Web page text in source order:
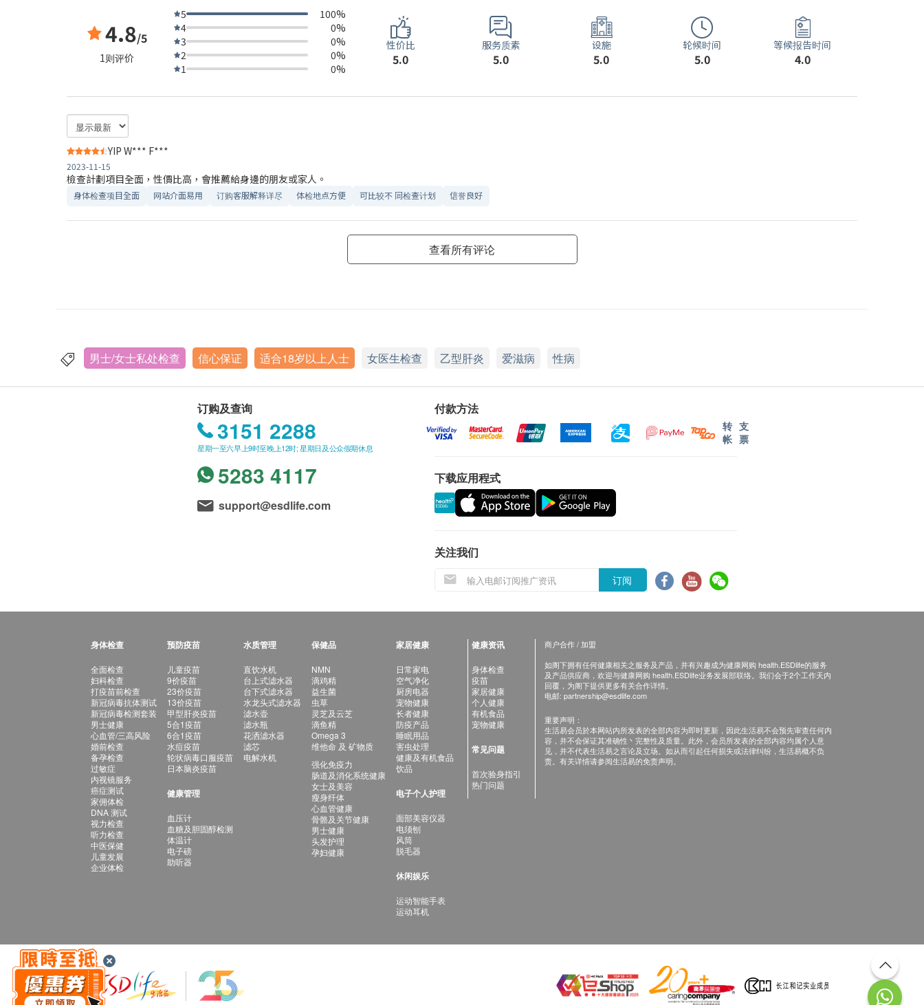
4.8/5
1则评价
5
100%
4
0%
3
0%
2
0%
1
0%
性价比
5.0
服务质素
5.0
设施
5.0
轮候时间
5.0
等候报告时间
4.0
YIP W*** F***
2023-11-15
檢查計劃項目全面，性價比高，會推薦給身邊的朋友或家人。
身体检查项目全面 网站介面易用 订购客服解释详尽 体检地点方便 可比较不 同检查计划 信誉良好
查看所有评论
男士/女士私处检查 信心保证 适合18岁以上人士 女医生检查 乙型肝炎 爱滋病 性病
订购及查询
3151 2288
星期一至六早上9时至晚上12时; 星期日及公众假期休息
5283 4117
support@esdlife.com
付款方法
转
帐
支
票
下载应用程式
关注我们
订阅
身体检查
全面检查
妇科检查
打疫苗前检查
新冠病毒抗体测试
新冠病毒检测套装
男士健康
心血管/三高风险
婚前检查
备孕检查
过敏症
内视镜服务
癌症测试
家佣体检
DNA 测试
视力检查
听力检查
中医保健
儿童发展
企业体检
预防疫苗
儿童疫苗
9价疫苗
23价疫苗
13价疫苗
甲型肝炎疫苗
5合1疫苗
6合1疫苗
水痘疫苗
轮状病毒口服疫苗
日本脑炎疫苗
健康管理
血压计
血糖及胆固醇检测
体温计
电子磅
助听器
水质管理
直饮水机
台上式滤水器
台下式滤水器
水龙头式滤水器
滤水壶
滤水瓶
花洒滤水器
滤芯
电解水机
保健品
NMN
滴鸡精
益生菌
虫草
灵芝及云芝
滴鱼精
Omega 3
维他命 及 矿物质
强化免疫力
肠道及消化系统健康
女士及美容
瘦身纤体
心血管健康
骨骼及关节健康
男士健康
头发护理
孕妇健康
家居健康
日常家电
空气净化
厨房电器
宠物健康
长者健康
防疫产品
睡眠用品
害虫处理
健康及有机食品
饮品
电子个人护理
面部美容仪器
电须刨
风筒
脱毛器
休闲娱乐
运动智能手表
运动耳机
健康资讯
身体检查
疫苗
家居健康
个人健康
有机食品
宠物健康
常见问题
首次验身指引
热门问题
商户合作 / 加盟
如阁下拥有任何健康相关之服务及产品，并有兴趣成为健康网购 health.ESDlife的服务
及产品供应商，欢迎与健康网购 health.ESDlife业务发展部联络。我们会于2个工作天内
回覆，为阁下提供更多有关合作详情。
电邮: partnership@esdlife.com
重要声明：
生活易会员於本网站内所发表的全部内容为即时更新，因此生活易不会预先审查任何内
容，并不会保证其准确性丶完整性及质量。此外，会员所发表的全部内容均属个人意
见，并不代表生活易之言论及立场。如从而引起任何损失或法律纠纷，生活易概不负
责。有关详情请参阅生活易的免责声明。